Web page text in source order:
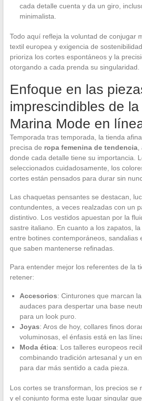
cada detalle cuenta y da un giro,
minimalista.
Todo aquí refleja la voluntad de conjugar
textil europea y exigencia de
prioriza los cortes espontáneos y la
otorgando a cada prenda su singularidad.
Enfoque en las
imprescindibles de
Marina Mode en
Temporada tras temporada, la tienda
precisa de ropa femenina de tendencia,
donde cada detalle tiene su importancia.
seleccionados cuidadosamente, los
cortes están pensados para durar sin
Las chaquetas pensantes se destacan,
contundentes, a veces realzadas con un
distintivo. Los vestidos apuestan por la
sastre italiano. En cuanto a los zapatos,
entre botines contemporáneos, sandalias
que saben mantenerse refinadas.
Para entender mejor los referentes de la
retener:
Accesorios: Cinturones que marcan
audaces para despertar una base
para un look puro.
Joyas: Aros de hoy, collares finos
voluminosas, el énfasis está en las
Moda ética: Los talleres europeos
combinando tradición artesanal y un
para dar más sentido a cada pieza.
Los cortes se transforman, los precios se
y el conjunto forma este lugar singular